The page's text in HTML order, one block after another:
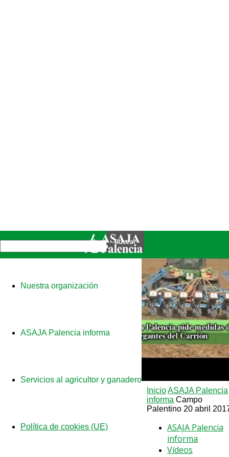
Nuestra organización
ASAJA Palencia informa
Servicios al agricultor y ganadero
Política de cookies (UE)
InicioASAJA Palencia
informa Campo
Palentino 20 abril
ASAJA Palencia
informa
Vídeos